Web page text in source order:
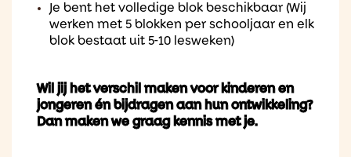
Je bent het volledige blok beschikbaar (Wij
werken met 5 blokken per schooljaar en elk
blok bestaat uit 5-10 lesweken)
Wil jij het verschil maken voor kinderen en
jongeren én bijdragen aan hun ontwikkeling?
Dan maken we graag kennis met je.